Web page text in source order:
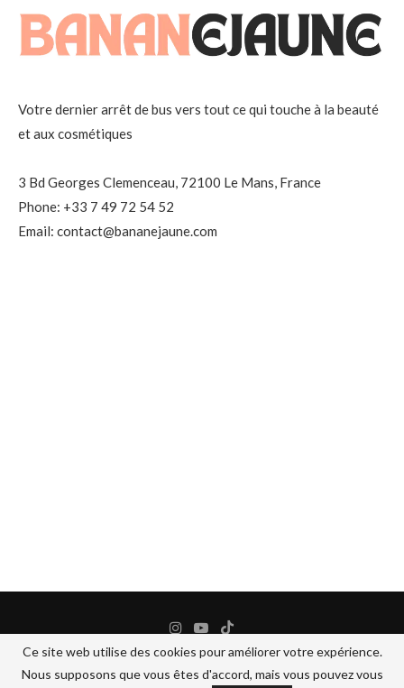
Votre dernier arrêt de bus vers tout ce qui touche à la beauté
et aux cosmétiques
3 Bd Georges Clemenceau, 72100 Le Mans, France
Phone: +33 7 49 72 54 52
Email: contact@bananejaune.com
Ce site web utilise des cookies pour améliorer votre expérience.
Nous supposons que vous êtes d'accord, mais vous pouvez vous